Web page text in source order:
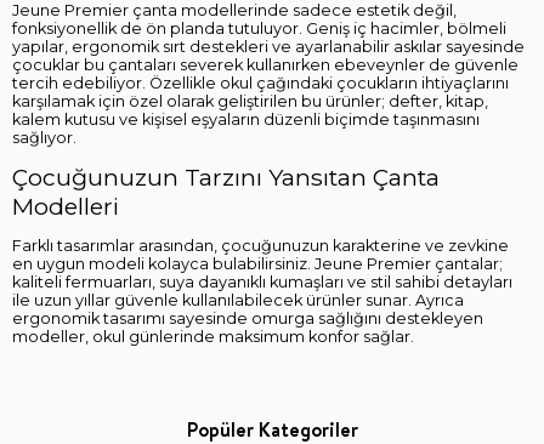
Jeune Premier çanta modellerinde sadece estetik değil,
fonksiyonellik de ön planda tutuluyor. Geniş iç hacimler, bölmeli
yapılar, ergonomik sırt destekleri ve ayarlanabilir askılar sayesinde
çocuklar bu çantaları severek kullanırken ebeveynler de güvenle
tercih edebiliyor. Özellikle okul çağındaki çocukların ihtiyaçlarını
karşılamak için özel olarak geliştirilen bu ürünler; defter, kitap,
kalem kutusu ve kişisel eşyaların düzenli biçimde taşınmasını
sağlıyor.
Çocuğunuzun Tarzını Yansıtan Çanta
Modelleri
Farklı tasarımlar arasından, çocuğunuzun karakterine ve zevkine
en uygun modeli kolayca bulabilirsiniz. Jeune Premier çantalar;
kaliteli fermuarları, suya dayanıklı kumaşları ve stil sahibi detayları
ile uzun yıllar güvenle kullanılabilecek ürünler sunar. Ayrıca
ergonomik tasarımı sayesinde omurga sağlığını destekleyen
modeller, okul günlerinde maksimum konfor sağlar.
Popüler Kategoriler